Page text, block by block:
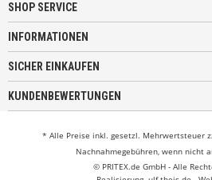
SHOP SERVICE
INFORMATIONEN
SICHER EINKAUFEN
KUNDENBEWERTUNGEN
* Alle Preise inkl. gesetzl. Mehrwertsteuer
Nachnahmegebühren, wenn nicht
© PRITEX.de GmbH - Alle